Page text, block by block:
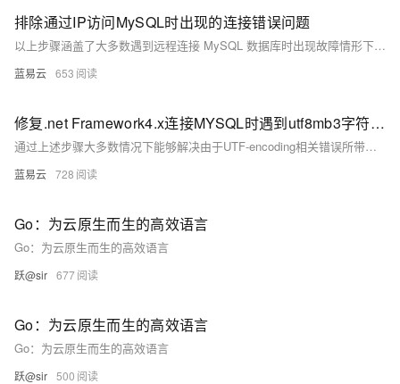
排除通过IP访问MySQL时出现的连接错误问题
以上步骤涵盖了大多数遇到远程连接 MySQL 数据库时出现故障情形下所需采取措施，在执行每个步骤后都应该重新尝试建立链接以验证是否已经解决问题，在多数情形下按照以上顺序执行将能够有效地排除并修复大多数基本链接相关故障。
蓝易云 653
修复.net Framework4.x连接MYSQL时遇到utf8mb3字符集不支持错误方案。
通过上述步骤大多数情况下能够解决由于UTF-encoding相关错误所带来影响，在实施过程当中要注意备份重要信息以防止意外发生造成无法挽回损失，并且逐一排查确认具体原因以采取针对性措施解除障碍。
蓝易云 728
Go：为云原生而生的高效语言
Go：为云原生而生的高效语言
跃@sir 677
Go：为云原生而生的高效语言
Go：为云原生而生的高效语言
跃@sir 500